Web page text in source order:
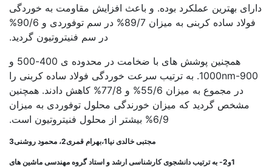
دارای بهترین عملکرد بوده. و باعث افزایش مقاومت به خوردگی
فولاد ساده کربنی به میزان 89/7% در سم توفوردی و 90/6%
در سم فنیتروتیون گردید.
همچنین پوشش های با ضخامت در محدوده ی 400-500 و
1000nm-900. به ترتیب سرعت خوردگی فولاد ساده کربنی را
در مجموع به میزان 55/6% و 77/8% کاهش دادند. همچنین
مشخص گردید که میزان خورندگی محلول توفوردی به میزان
6/9% بیشتر از محلول فنیتروتیون است.
مجتبی خالدی نیا1،بهرام قمری2، محمود روشنی3
1و2- به ترتیب دانشجوی کارشناسی ارشد و استاد گروه مهندسی ماشین های